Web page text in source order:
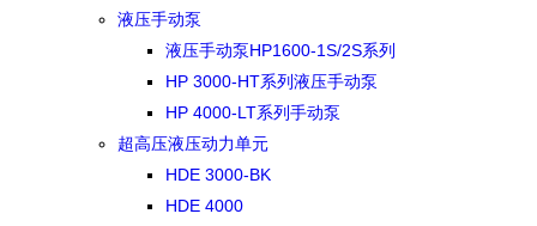
液压手动泵
液压手动泵HP1600-1S/2S系列
HP 3000-HT系列液压手动泵
HP 4000-LT系列手动泵
超高压液压动力单元
HDE 3000-BK
HDE 4000